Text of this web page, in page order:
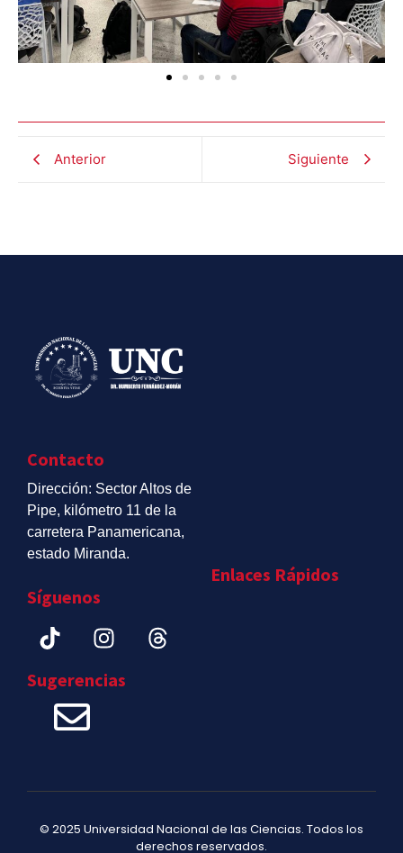
Anterior Siguiente
Contacto
Dirección: Sector Altos de
Pipe, kilómetro 11 de la
carretera Panamericana,
estado Miranda.
Síguenos
Sugerencias
Enlaces Rápidos
© 2025 Universidad Nacional de las Ciencias. Todos los
derechos reservados.